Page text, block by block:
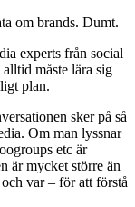
om brands. Dumt.
experts från social
måste lära sig
plan.
sker på så
Om man lyssnar
etc är
är mycket större än
var – för att förstå